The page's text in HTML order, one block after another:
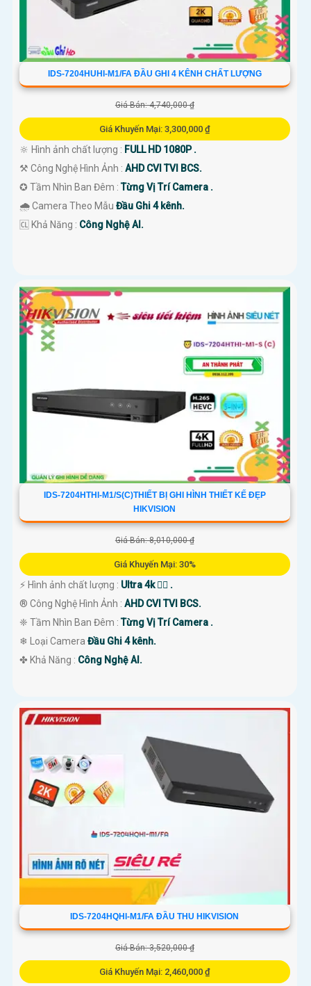
IDS-7204HUHI-M1/FA ĐẦU GHI 4 KÊNH CHẤT LƯỢNG
Giá Bán: 4,740,000 ₫
Giá Khuyến Mại: 3,300,000 ₫
🔆 Hình ảnh chất lượng : FULL HD 1080P .
⚒ Công Nghệ Hình Ảnh : AHD CVI TVI BCS.
✪ Tầm Nhìn Ban Đêm :Từng Vị Trí Camera .
🌧️ Camera Theo Mẫu Đầu Ghi 4 kênh.
️🆑 Khả Năng : Công Nghệ AI.
IDS-7204HTHI-M1/S(C)THIẾT BỊ GHI HÌNH THIẾT KẾ ĐẸP
HIKVISION
Giá Bán: 8,010,000 ₫
Giá Khuyến Mại: 30%
️⚡ Hình ảnh chất lượng : Ultra 4k 👍🏾 .
®️ Công Nghệ Hình Ảnh : AHD CVI TVI BCS.
❈ Tầm Nhìn Ban Đêm :Từng Vị Trí Camera .
❄ Loại Camera Đầu Ghi 4 kênh.
️✤ Khả Năng : Công Nghệ AI.
IDS-7204HQHI-M1/FA ĐẦU THU HIKVISION
Giá Bán: 3,520,000 ₫
Giá Khuyến Mại: 2,460,000 ₫